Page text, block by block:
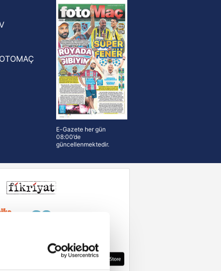
Crespo, Meksika Ligi
Atlas'ın yeni teknik direktörü
E-Gazete her gün
08:00’de
güncellenmektedir.